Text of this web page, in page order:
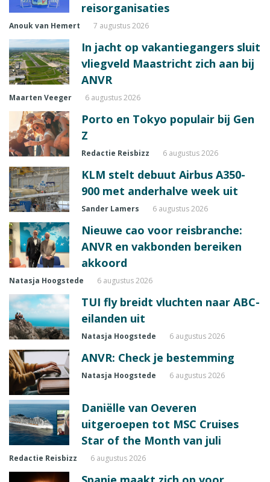
reisorganisaties
Anouk van Hemert 7 augustus 2026
In jacht op vakantiegangers sluit
vliegveld Maastricht zich aan bij
ANVR
Maarten Veeger 6 augustus 2026
Porto en Tokyo populair bij Gen
Z
Redactie Reisbizz 6 augustus 2026
KLM stelt debuut Airbus A350-
900 met anderhalve week uit
Sander Lamers 6 augustus 2026
Nieuwe cao voor reisbranche:
ANVR en vakbonden bereiken
akkoord
Natasja Hoogstede 6 augustus 2026
TUI fly breidt vluchten naar ABC-
eilanden uit
Natasja Hoogstede 6 augustus 2026
ANVR: Check je bestemming
Natasja Hoogstede 6 augustus 2026
Daniëlle van Oeveren
uitgeroepen tot MSC Cruises
Star of the Month van juli
Redactie Reisbizz 6 augustus 2026